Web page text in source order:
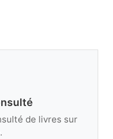
de livres sur